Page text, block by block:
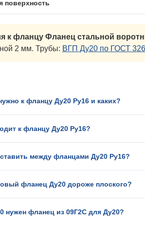
поверхность
к фланцу Фланец стальной
2 мм. Трубы: ВГП Ду20 по ГОСТ
к фланцу Ду20 Ру16 и каких?
к фланцу Ду20 Ру16?
между фланцами Ду20 Ру16?
фланец Ду20 дороже плоского?
нужен фланец из 09Г2С для Ду20?